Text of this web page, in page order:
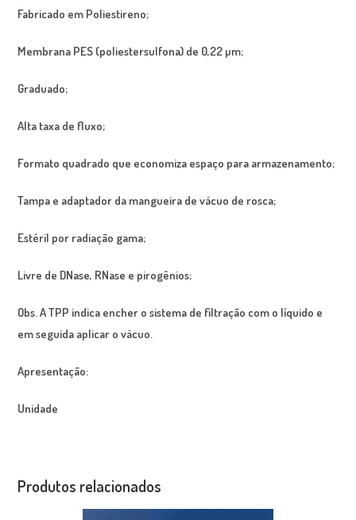
Fabricado em Poliestireno;
Membrana PES (poliestersulfona) de 0,22 µm;
Graduado;
Alta taxa de fluxo;
Formato quadrado que economiza espaço para armazenamento;
Tampa e adaptador da mangueira de vácuo de rosca;
Estéril por radiação gama;
Livre de DNase, RNase e pirogênios;
Obs. A TPP indica encher o sistema de filtração com o líquido e
em seguida aplicar o vácuo.
Apresentação:
Unidade
Produtos relacionados